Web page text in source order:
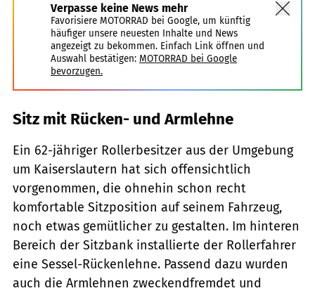
Verpasse keine News mehr
Favorisiere MOTORRAD bei Google, um künftig
häufiger unsere neuesten Inhalte und News
angezeigt zu bekommen. Einfach Link öffnen und
Auswahl bestätigen: MOTORRAD bei Google
bevorzugen.
Sitz mit Rücken- und Armlehne
Ein 62-jähriger Rollerbesitzer aus der Umgebung
um Kaiserslautern hat sich offensichtlich
vorgenommen, die ohnehin schon recht
komfortable Sitzposition auf seinem Fahrzeug,
noch etwas gemütlicher zu gestalten. Im hinteren
Bereich der Sitzbank installierte der Rollerfahrer
eine Sessel-Rückenlehne. Passend dazu wurden
auch die Armlehnen zweckendfremdet und